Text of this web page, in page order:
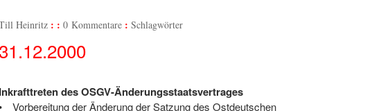
Heinritz 0 Kommentare Schlagwörter
31.12.2000
Inkrafttreten des OSGV-Änderungsstaatsvertrages
Vorbereitung der Änderung der Satzung des Ostdeutschen